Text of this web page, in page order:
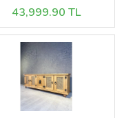
43,999.90 TL